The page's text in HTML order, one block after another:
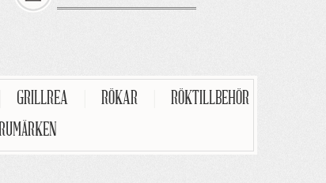
GRILLREA RÖKAR
RÖKTILLBEHÖR